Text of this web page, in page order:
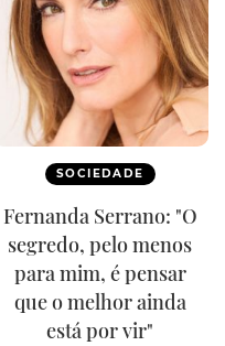
SOCIEDADE
Fernanda Serrano: "O
segredo, pelo menos
para mim, é pensar
que o melhor ainda
está por vir"